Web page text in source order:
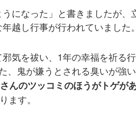
になった」と書きましたが、
越し行事が行われていました。
気を祓い、1年の幸福を祈る
、鬼が嫌うとされる臭いが強
んのツッコミのほうがトゲが
ます。